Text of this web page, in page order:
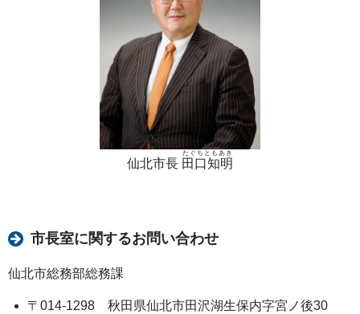
仙北市長 田口知明
たぐちともあき
市長室に関するお問い合わせ
仙北市総務部総務課
〒014-1298 秋田県仙北市田沢湖生保内字宮ノ後30